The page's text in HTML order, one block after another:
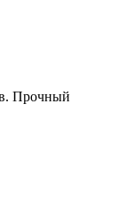
Прочный